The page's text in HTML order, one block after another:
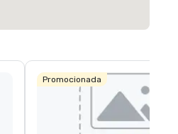
Promocionada